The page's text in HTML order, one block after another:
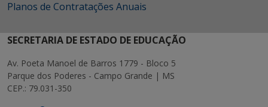
Planos de Contratações Anuais
SECRETARIA DE ESTADO DE EDUCAÇÃO
Av. Poeta Manoel de Barros 1779 - Bloco 5
Parque dos Poderes - Campo Grande | MS
CEP.: 79.031-350